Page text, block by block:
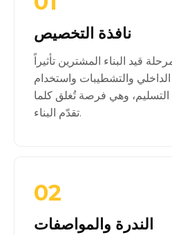
نافذة التخصيص
قيد البناء المشترين تأثيراً
والتشطيبات واستخدام
وهي فرصة تُغلق كلما
تقدّم البناء.
02
الندرة والمواصفات